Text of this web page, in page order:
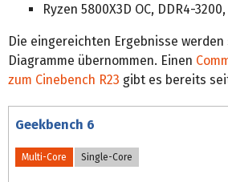
Ryzen 5800X3D OC, DDR4-3200,
Die eingereichten Ergebnisse
Diagramme übernommen. Einen
zum Cinebench R23 gibt es bereits
Geekbench 6
Multi-Core Single-Core